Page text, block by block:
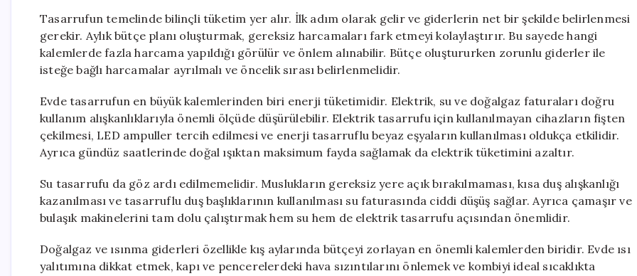
Tasarrufun temelinde bilinçli tüketim yer alır. İlk adım olarak gelir ve giderlerin net bir şekilde belirlenmesi
gerekir. Aylık bütçe planı oluşturmak, gereksiz harcamaları fark etmeyi kolaylaştırır. Bu sayede hangi
kalemlerde fazla harcama yapıldığı görülür ve önlem alınabilir. Bütçe oluştururken zorunlu giderler ile
isteğe bağlı harcamalar ayrılmalı ve öncelik sırası belirlenmelidir.
Evde tasarrufun en büyük kalemlerinden biri enerji tüketimidir. Elektrik, su ve doğalgaz faturaları doğru
kullanım alışkanlıklarıyla önemli ölçüde düşürülebilir. Elektrik tasarrufu için kullanılmayan cihazların fişten
çekilmesi, LED ampuller tercih edilmesi ve enerji tasarruflu beyaz eşyaların kullanılması oldukça etkilidir.
Ayrıca gündüz saatlerinde doğal ışıktan maksimum fayda sağlamak da elektrik tüketimini azaltır.
Su tasarrufu da göz ardı edilmemelidir. Muslukların gereksiz yere açık bırakılmaması, kısa duş alışkanlığı
kazanılması ve tasarruflu duş başlıklarının kullanılması su faturasında ciddi düşüş sağlar. Ayrıca çamaşır ve
bulaşık makinelerini tam dolu çalıştırmak hem su hem de elektrik tasarrufu açısından önemlidir.
Doğalgaz ve ısınma giderleri özellikle kış aylarında bütçeyi zorlayan en önemli kalemlerden biridir. Evde ısı
yalıtımına dikkat etmek, kapı ve pencerelerdeki hava sızıntılarını önlemek ve kombiyi ideal sıcaklıkta